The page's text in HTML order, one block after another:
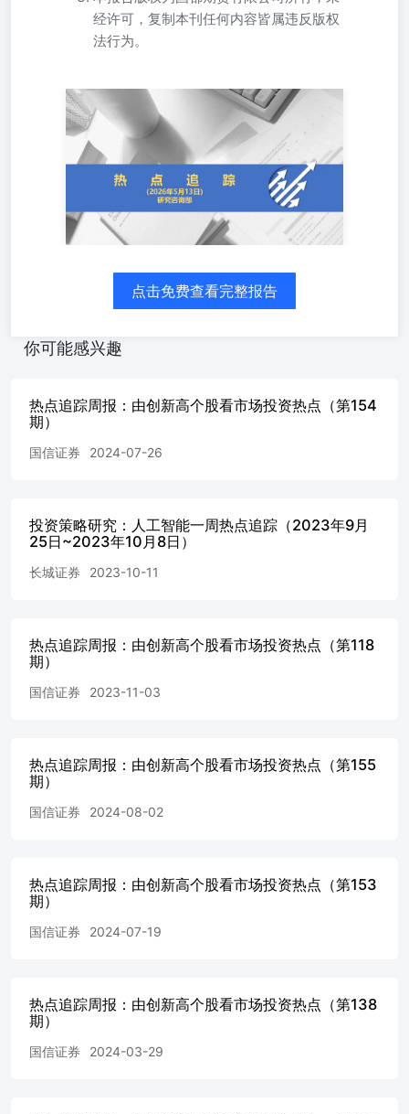
经许可，复制本刊任何内容皆属违反版权
法行为。
每日涨跌幅及资金变化 免责声明： 研究咨询部电话：010-
84183086010-84183029010-84183019制作人：郝旭彤投资咨
询资格：Z0013677 如果您对本报告有任何意见或建议，请
致信于国都信箱(tzzx@guodu.cc），欢迎您及时告诉我们您
对本刊的任何想法！本刊所有信息均建立在可靠的资料来源
基础上。我们力求能为您提供精确的数据，客观的分析和全
面的观点。但我们必须声明，对所有信息可能导致的任何损
失概不负责。 本报告并不提供量身定制的投资建议。报告
团队建议投资者应独立评估特定的投资和战略，并鼓励投资
者征求专业财务顾问的意见。具体的投资或战略是否恰当取
决于投资者自身的状况和目标。 版权声明：（c）本报告版
经国都期货有限公司书面许可，任何人不得以电子、机械、
能将受到法律起诉，并承担与之相关的所有损失赔偿和法律
期货期待与您携手，共创财富未来！
点击免费查看完整报告
你可能感兴趣
热点追踪周报：由创新高个股看市场投资热点（第154
期）
国信证券 2024-07-26
投资策略研究：人工智能一周热点追踪（2023年9月
25日~2023年10月8日）
长城证券 2023-10-11
热点追踪周报：由创新高个股看市场投资热点（第118
期）
国信证券 2023-11-03
热点追踪周报：由创新高个股看市场投资热点（第155
期）
国信证券 2024-08-02
热点追踪周报：由创新高个股看市场投资热点（第153
期）
国信证券 2024-07-19
热点追踪周报：由创新高个股看市场投资热点（第138
期）
国信证券 2024-03-29